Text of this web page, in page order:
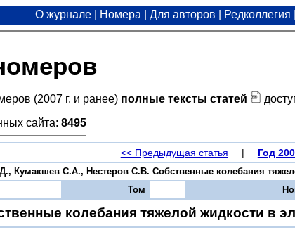
О журнале Номера Для авторов Редколлегия
(2007 г. и ранее) полные тексты статей
сайта: 8495
<< Предыдущая статья | Год
Кумакшев С.А., Нестеров С.В. Собственные колебания
Том
колебания тяжелой жидкости в